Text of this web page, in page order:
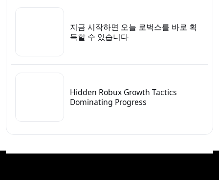
지금 시작하면 오늘 로벅스를 바로 획
득할 수 있습니다
Hidden Robux Growth Tactics
Dominating Progress